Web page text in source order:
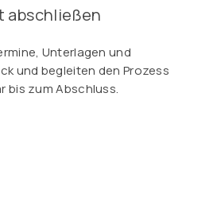
Unterlagen und
und begleiten den Prozess
bis zum Abschluss.